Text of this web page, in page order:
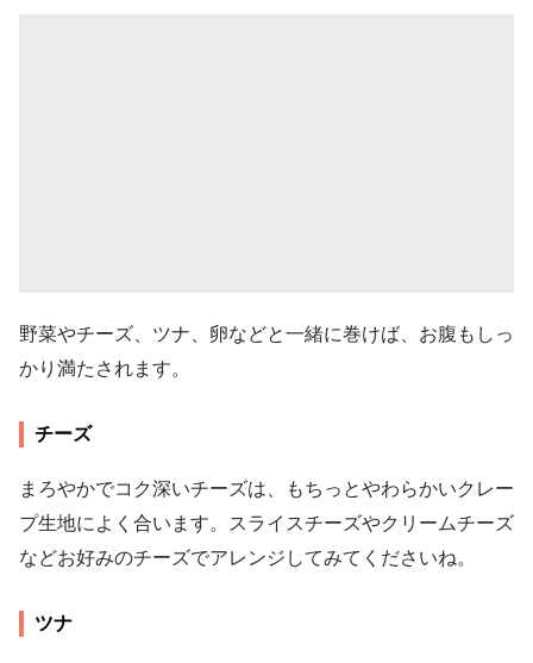
野菜やチーズ、ツナ、卵などと一緒に巻けば、お腹もしっ
かり満たされます。
チーズ
まろやかでコク深いチーズは、もちっとやわらかいクレー
プ生地によく合います。スライスチーズやクリームチーズ
などお好みのチーズでアレンジしてみてくださいね。
ツナ